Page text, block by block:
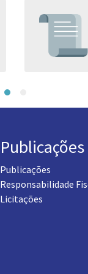
Publicações
Publicações
Responsabilidade
Licitações